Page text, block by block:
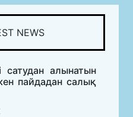
NEWS
алынатын
пайдадан салық